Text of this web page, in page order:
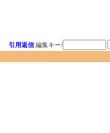
引用返信 編集キー/